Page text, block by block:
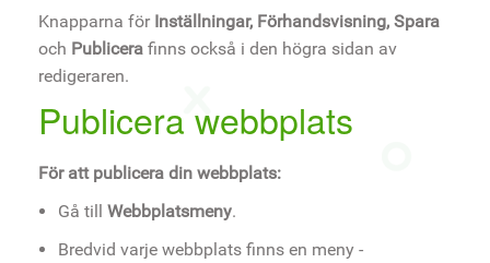
Knapparna för Inställningar, Förhandsvisning, Spara
och Publicera finns också i den högra sidan av
redigeraren.
Publicera webbplats
För att publicera din webbplats:
Gå till Webbplatsmeny.
Bredvid varje webbplats finns en meny -